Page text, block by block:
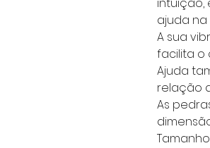
ajuda
A sua
facilita o
Ajuda
relação
As